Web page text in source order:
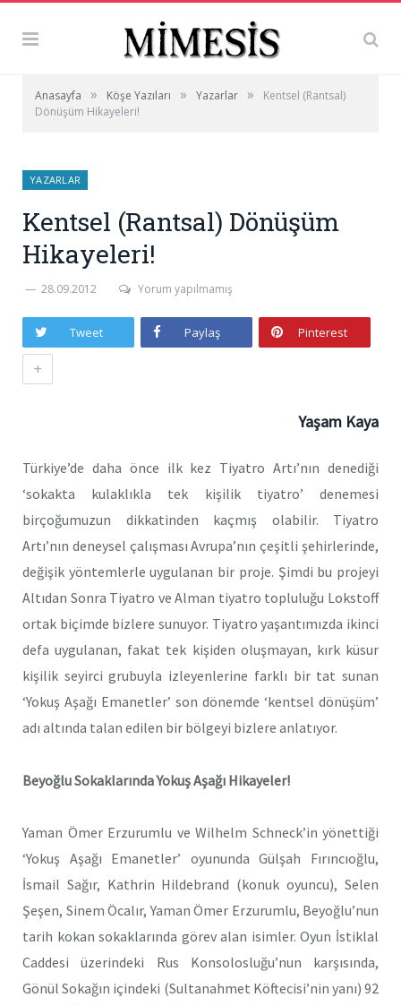
Anasayfa » Köşe Yazıları » Yazarlar »
Kentsel (Rantsal)
Dönüşüm Hikayeleri!
YAZARLAR
Kentsel (Rantsal) Dönüşüm
Hikayeleri!
28.09.2012 Yorum yapılmamış
Tweet Paylaş Pinterest
+
Yaşam Kaya
Türkiye’de daha önce ilk kez Tiyatro Artı’nın denediği
‘sokakta kulaklıkla tek kişilik tiyatro’ denemesi
birçoğumuzun dikkatinden kaçmış olabilir. Tiyatro
Artı’nın deneysel çalışması Avrupa’nın çeşitli şehirlerinde,
değişik yöntemlerle uygulanan bir proje. Şimdi bu projeyi
Altıdan Sonra Tiyatro ve Alman tiyatro topluluğu Lokstoff
ortak biçimde bizlere sunuyor. Tiyatro yaşantımızda ikinci
defa uygulanan, fakat tek kişiden oluşmayan, kırk küsur
kişilik seyirci grubuyla izleyenlerine farklı bir tat sunan
‘Yokuş Aşağı Emanetler’ son dönemde ‘kentsel dönüşüm’
adı altında talan edilen bir bölgeyi bizlere anlatıyor.
Beyoğlu Sokaklarında Yokuş Aşağı Hikayeler!
Yaman Ömer Erzurumlu ve Wilhelm Schneck’in yönettiği
‘Yokuş Aşağı Emanetler’ oyununda Gülşah Fırıncıoğlu,
İsmail Sağır, Kathrin Hildebrand (konuk oyuncu), Selen
Şeşen, Sinem Öcalır, Yaman Ömer Erzurumlu, Beyoğlu’nun
tarih kokan sokaklarında görev alan isimler. Oyun İstiklal
Caddesi üzerindeki Rus Konsolosluğu’nun karşısında,
Gönül Sokağın içindeki (Sultanahmet Köftecisi’nin yanı) 92